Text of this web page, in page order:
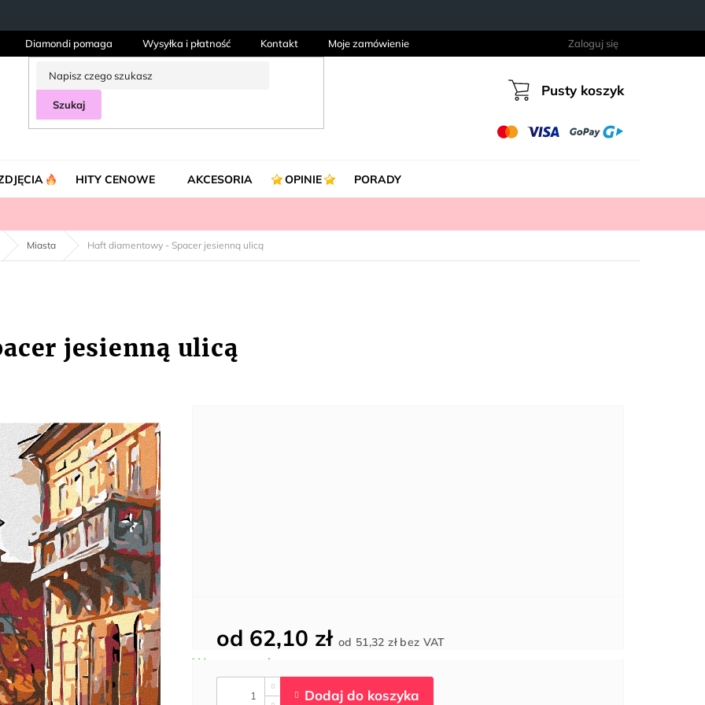
Diamondi pomaga Wysyłka i płatność Kontakt Moje zamówienie Zaloguj się
Szukaj Koszyk
Pusty koszyk
HITY CENOWE AKCESORIA OPINIE PORADY
Miasta Haft diamentowy - Spacer jesienną ulicą
jesienną ulicą
od 62,10 zł od 51,32 złbez VAT